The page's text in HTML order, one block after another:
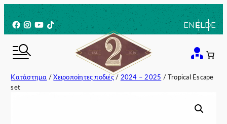
στο
περιεχόμενο
Facebook
Instagram
YouTube
TikTok ENELDE
Κατάστημα /Χειροποίητες ποδιές/ 2024 – 2025 / Tropical Escape
set